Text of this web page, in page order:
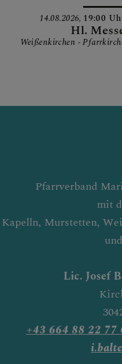
14.08.2026, 19:00
Hl.
Weißenkirchen -
Pfarrverband
mit
Kapelln, Murstetten,
Lic. Josef
+43 664 88 22 77